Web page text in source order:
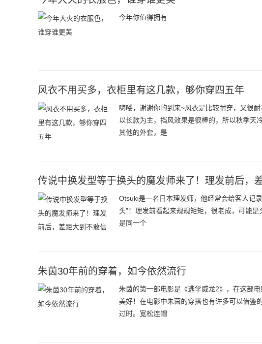
今年你值得拥有
风衣不用买多，衣柜里有这几款，够你穿四五年
嗨喽，谢谢你的到来~风衣是比较耐穿，又很
以长款为主，挡风效果是很棒的，所以秋季天
其他的外套，是
传说中换发型等于换头的魔发师来了！理发前后，
Otsuki是一名日本理发师，他经常会给客人记
头”！理发前看起来规规矩矩，很老成，可能
是同一个
朱茵30年前的穿着，如今依然流行
朱茵的第一部电影是《逃学威龙2》，在这部
美好！在电影中朱茵的穿搭也有许多可以借鉴
过时。宽松连帽